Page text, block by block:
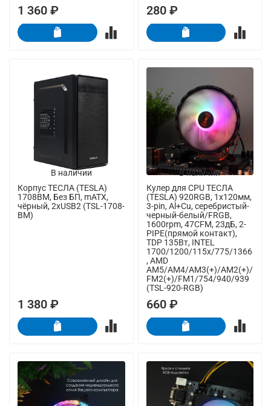
1 360 ₽ 280 ₽
В наличии
Корпус ТЕСЛА (TESLA)
1708BM, Без БП, mATX,
чёрный, 2xUSB2 (TSL-1708-
BM)
1 380 ₽
В наличии
Кулер для CPU ТЕСЛА
(TESLA) 920RGB, 1х120мм,
3-pin, Al+Cu, серебристый-
черный-белый/FRGB,
1600rpm, 47CFM, 23дБ, 2-
PIPE(прямой контакт),
TDP 135Вт, INTEL
1700/1200/115x/775/1366
, AMD
AM5/AM4/AM3(+)/AM2(+)/
FM2(+)/FM1/754/940/939
(TSL-920-RGB)
660 ₽